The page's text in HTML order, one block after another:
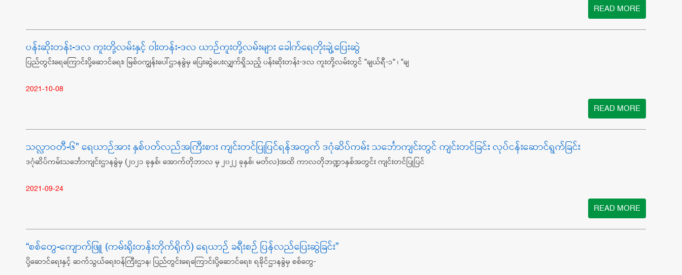
READ MORE
ပန်းဆိုးတန်း-ဒလ ကူးတို့လမ်းနှင့် ဝါးတန်း-ဒလ ယာဉ်ကူးတို့လမ်းများ ခေါက်ရေတိုးချဲ့ပြေးဆွဲ
ပြည်တွင်းရေကြောင်းပို့ဆောင်ရေး၊ မြစ်ဝကျွန်းပေါ်ဌာနခွဲမှ ပြေးဆွဲပေးလျှက်ရှိသည့် ပန်းဆိုးတန်း-ဒလ ကူးတို့လမ်းတွင် "ချယ်ရီ-၁" ၊ "ချ
2021-10-08
READ MORE
သလ္လာဝတီ-၆" ရေယာဉ်အား နှစ်ပတ်လည်အကြီးစား ကျင်းတင်ပြုပြင်ရန်အတွက် ဒဂုံဆိပ်ကမ်း သင်္ဘောကျင်းတွင် ကျင်းတင်ခြင်း လုပ်ငန်းဆောင်ရွက်ခြင်း
ဒဂုံဆိပ်ကမ်းသင်္ဘောကျင်းဌာနခွဲမှ (၂၀၂၁ ခုနှစ်၊ အောက်တိုဘာလ မှ ၂၀၂၂ ခုနှစ်၊ မတ်လ)အထိ ကာလတိုဘဏ္ဍာနှစ်အတွင်း ကျင်းတင်ပြုပြင်
2021-09-24
READ MORE
“စစ်တွေ-ကျောက်ဖြူ (ကမ်းရိုးတန်းတိုက်ရိုက်) ရေယာဉ် ခရီးစဉ် ပြန်လည်ပြေးဆွဲခြင်း”
ပို့ဆောင်ရေးနှင့် ဆက်သွယ်ရေးဝန်ကြီးဌာန၊ ပြည်တွင်းရေကြောင်းပို့ဆောင်ရေး၊ ရခိုင်ဌာနခွဲမှ စစ်တွေ-